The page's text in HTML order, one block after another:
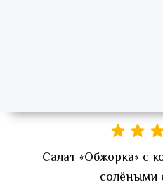
Салат «Обжорка» с
солёными